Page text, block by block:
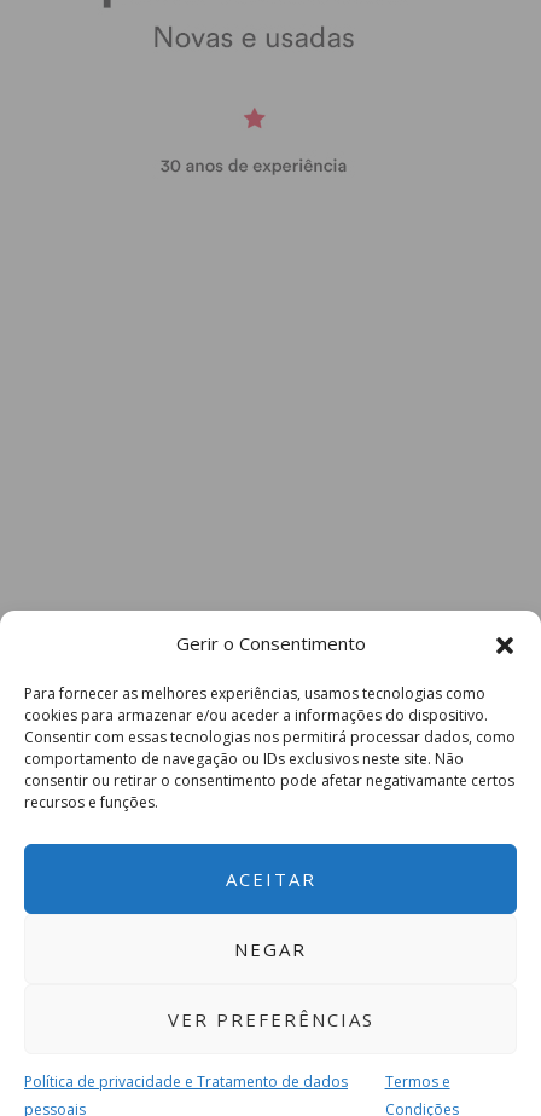
Gerir o Consentimento
Para fornecer as melhores experiências, usamos tecnologias como
cookies para armazenar e/ou aceder a informações do dispositivo.
Consentir com essas tecnologias nos permitirá processar dados, como
comportamento de navegação ou IDs exclusivos neste site. Não
consentir ou retirar o consentimento pode afetar negativamante certos
recursos e funções.
ACEITAR
NEGAR
VER PREFERÊNCIAS
Política de privacidade e Tratamento de dados
pessoais
Termos e
Condições